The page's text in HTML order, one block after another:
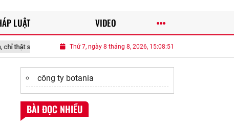
khi bản thân còn có khả năng tự lo cho mình Nhớ vợ trẻ xin nghỉ làm
Thứ 7, ngày 8 tháng 8, 2026, 15:08:52
LUẬT VIDEO
công ty botania
BÀI ĐỌC NHIỀU